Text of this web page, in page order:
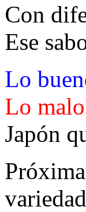
Con
Ese
Lo
Lo
Japón